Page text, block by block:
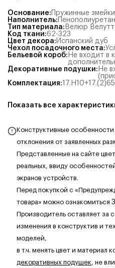
Основание: Пружинные змейки
Наполнитель:
Тип материала: Велюр
Код ткани:62-323
Цвет декора: Испанский дуб
Чехол посадочного места:
Бельевой короб: Не входит в
Декоративные подушки: Не
Комплектация:17.Н10+17.(2)65
Показать все
Конструктивные
отклонения от заявленных
Представленные на сайте
реальных, ввиду
экранов устройств.
Перед покупкой с
товара» можно ознакомиться
Производитель оставляет за
изменения в конструктив и
моделей,
в т.ч. менять цвет и материал
декоративных подушек, не